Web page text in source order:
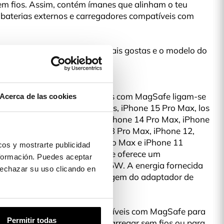
Acerca de las cookies
y mostrarte publicidad
Puedes aceptar
su uso clicando en
Permitir todas
fios. Assim, contém ímanes que alinham o teu
externos e carregadores compatíveis com
o Design da capa que mais gostas e o modelo do
MagSafe?
e carregadores compatíveis com MagSafe ligam-se
iPhone 15 Pro, iPhone 15 Plus, iPhone 15 Pro Max, los
14 Pro, iPhone 14 Plus, iPhone 14 Pro Max, iPhone
iPhone 13 Pro, iPhone 13 Pro Max, iPhone 12,
12 Pro, iPhone 12 Pro Max e iPhone 11
perfeitamente alinhados e oferece um
mais rápido de até 15W. A energia fornecida
tendo em conta a voltagem do adaptador de
nossos acecssórios compatíveis com MagSafe para